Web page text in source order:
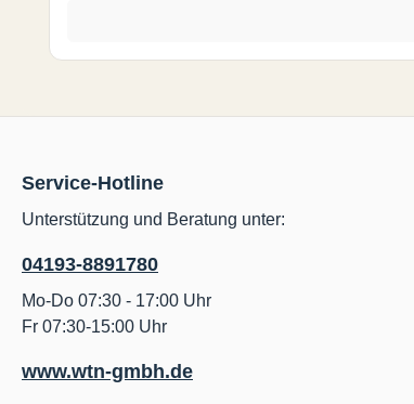
Service-Hotline
Unterstützung und Beratung unter:
04193-8891780
Mo-Do 07:30 - 17:00 Uhr
Fr 07:30-15:00 Uhr
www.wtn-gmbh.de